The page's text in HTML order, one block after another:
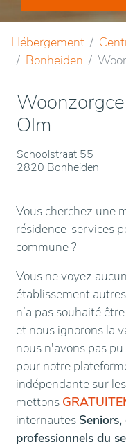
Hébergement
Bonheiden
Olm
Schoolstraat 55
2820 Bonheiden
Vous cherchez une
résidence-services
commune ?
Vous ne voyez
établissement
n’a pas souhaité être
et nous ignorons la
nous n'avons pas
pour notre
indépendante sur
mettons
internautes
professionnels du